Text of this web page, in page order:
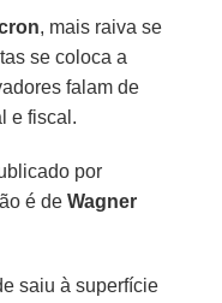
, mais raiva se
se coloca a
falam de
e fiscal.
por
é deWagner
saiu à superfície